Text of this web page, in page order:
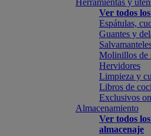
Herramientas y
Ver todos
Espátulas,
Guantes y
Molinillos de
Hervidores
Limpieza y
Libros de
Exclusivos
Almacenamiento
Ver todos
almacenaje